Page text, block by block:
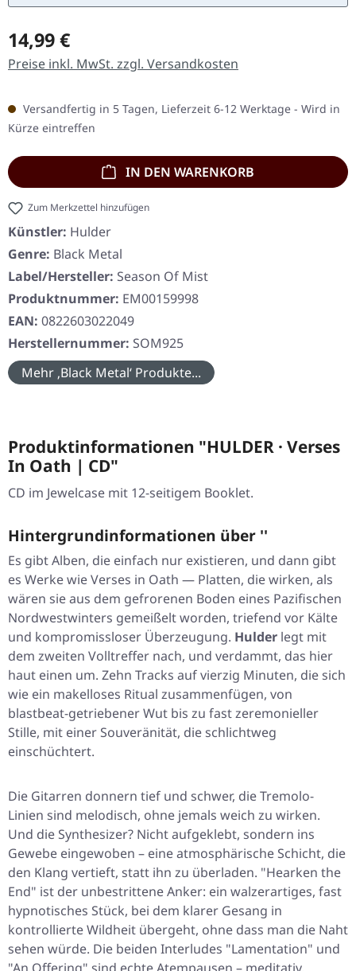
Regulärer Preis:
14,99 €
Preise inkl. MwSt. zzgl. Versandkosten
Versandfertig in 5 Tagen, Lieferzeit 6-12 Werktage - Wird in
Kürze eintreffen
IN DEN WARENKORB
Zum Merkzettel hinzufügen
Künstler: Hulder
Genre: Black Metal
Label/Hersteller: Season Of Mist
Produktnummer: EM00159998
EAN: 0822603022049
Herstellernummer: SOM925
Mehr ‚Black Metal‘ Produkte...
Produktinformationen "HULDER · Verses
In Oath | CD"
CD im Jewelcase mit 12-seitigem Booklet.
Hintergrundinformationen über ''
Es gibt Alben, die einfach nur existieren, und dann gibt
es Werke wieVerses in Oath — Platten, die wirken, als
wären sie aus dem gefrorenen Boden eines Pazifischen
Nordwestwinters gemeißelt worden, triefend vor Kälte
und kompromissloser Überzeugung. Hulder legt mit
dem zweiten Volltreffer nach, und verdammt, das hier
haut einen um. Zehn Tracks auf vierzig Minuten, die sich
wie ein makelloses Ritual zusammenfügen, von
blastbeat-getriebener Wut bis zu fast zeremonieller
Stille, mit einer Souveränität, die schlichtweg
einschüchtert.
Die Gitarren donnern tief und schwer, die Tremolo-
Linien sind melodisch, ohne jemals weich zu wirken.
Und die Synthesizer? Nicht aufgeklebt, sondern ins
Gewebe eingewoben – eine atmosphärische Schicht, die
den Klang vertieft, statt ihn zu überladen. "Hearken the
End" ist der unbestrittene Anker: ein walzerartiges, fast
hypnotisches Stück, bei dem klarer Gesang in
kontrollierte Wildheit übergeht, ohne dass man die Naht
sehen würde. Die beiden Interludes "Lamentation" und